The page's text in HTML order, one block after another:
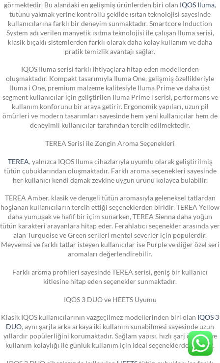
görmektedir. Bu alandaki en gelişmiş ürünlerden biri olan IQOS Iluma,
tütünü yakmak yerine kontrollü şekilde ısıtan teknolojisi sayesinde
kullanıcılarına farklı bir deneyim sunmaktadır. Smartcore Induction
System adı verilen manyetik ısıtma teknolojisi ile çalışan Iluma serisi,
klasik bıçaklı sistemlerden farklı olarak daha kolay kullanım ve daha
pratik temizlik avantajı sağlar.
IQOS Iluma serisi farklı ihtiyaçlara hitap eden modellerden
oluşmaktadır. Kompakt tasarımıyla Iluma One, gelişmiş özellikleriyle
Iluma i One, premium malzeme kalitesiyle Iluma Prime ve daha üst
segment kullanıcılar için geliştirilen Iluma Prime i serisi, performans ve
kullanım konforunu bir araya getirir. Ergonomik yapıları, uzun pil
ömürleri ve modern tasarımları sayesinde hem yeni kullanıcılar hem de
deneyimli kullanıcılar tarafından tercih edilmektedir.
TEREA Serisi ile Zengin Aroma Seçenekleri
TEREA, yalnızca IQOS Iluma cihazlarıyla uyumlu olarak geliştirilmiş
tütün çubuklarından oluşmaktadır. Farklı aroma seçenekleri sayesinde
her kullanıcı kendi damak zevkine uygun ürünü kolayca bulabilir.
TEREA Amber, klasik ve dengeli tütün aromasıyla geleneksel tatlardan
hoşlanan kullanıcıların tercih ettiği seçeneklerden biridir. TEREA Yellow
daha yumuşak ve hafif bir içim sunarken, TEREA Sienna daha yoğun
tütün karakteri arayanlara hitap eder. Ferahlatıcı seçenekler arasında yer
alan Turquoise ve Green serileri mentol severler için popülerdir.
Meyvemsi ve farklı tatlar isteyen kullanıcılar ise Purple ve diğer özel seri
aromaları değerlendirebilir.
Farklı aroma profilleri sayesinde TEREA serisi, geniş bir kullanıcı
kitlesine hitap eden seçenekler sunmaktadır.
IQOS 3 DUO ve HEETS Uyumu
Klasik IQOS kullanıcılarının vazgeçilmez modellerinden biri olan IQOS 3
DUO, aynı şarjla arka arkaya iki kullanım sunabilmesi sayesinde uzun
yıllardır popülerliğini korumaktadır. Sağlam yapısı, hızlı şarj özelliği ve
kullanım kolaylığı ile günlük kullanım için ideal seçeneklerden biridir.